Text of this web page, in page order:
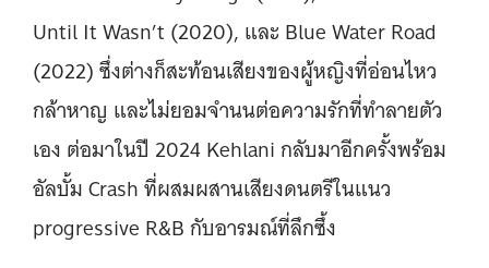
Until It Wasn’t (2020), และ Blue Water Road
(2022) ซึ่งต่างก็สะท้อนเสียงของผู้หญิงที่อ่อนไหว
กล้าหาญ และไม่ยอมจำนนต่อความรักที่ทำลายตัว
เอง ต่อมาในปี 2024 Kehlani กลับมาอีกครั้งพร้อม
อัลบั้ม Crash ที่ผสมผสานเสียงดนตรีในแนว
progressive R&B กับอารมณ์ที่ลึกซึ้ง